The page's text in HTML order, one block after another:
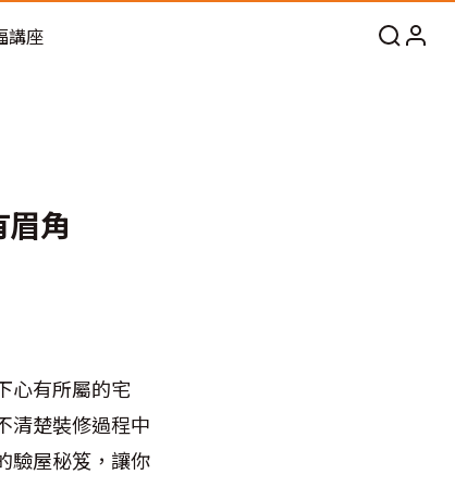
講座
眉角
心有所屬的宅
清楚裝修過程中
驗屋秘笈，讓你